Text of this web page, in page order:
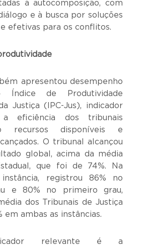
à autocomposição, com
e à busca por soluções
efetivas para os conflitos.
apresentou desempenho
Índice de Produtividade
Justiça (IPC-Jus), indicador
eficiência dos tribunais
recursos disponíveis e
O tribunal alcançou
global, acima da média
que foi de 74%. Na
registrou 86% no
e 80% no primeiro grau,
dos Tribunais de Justiça
em ambas as instâncias.
relevante é a